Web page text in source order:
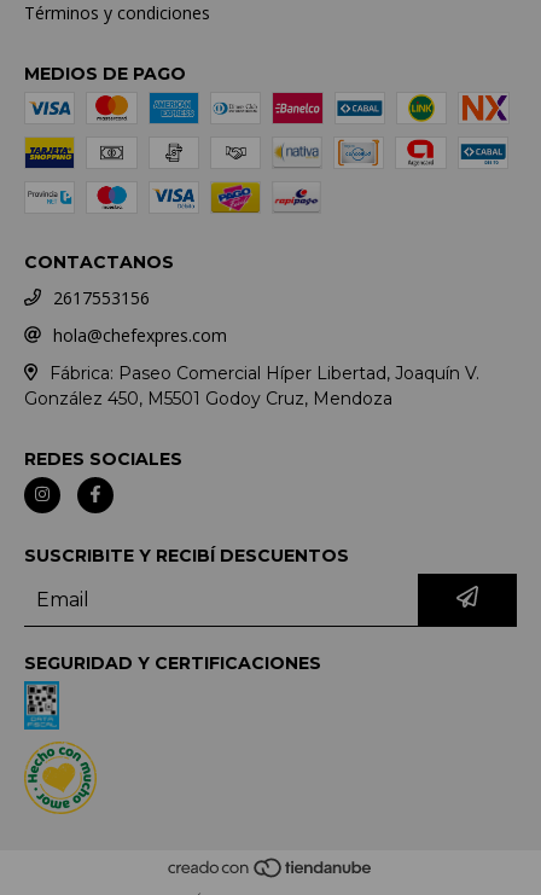
Términos y condiciones
MEDIOS DE PAGO
CONTACTANOS
2617553156
hola@chefexpres.com
Fábrica: Paseo Comercial Híper Libertad, Joaquín V.
González 450, M5501 Godoy Cruz, Mendoza
REDES SOCIALES
SUSCRIBITE Y RECIBÍ DESCUENTOS
SEGURIDAD Y CERTIFICACIONES